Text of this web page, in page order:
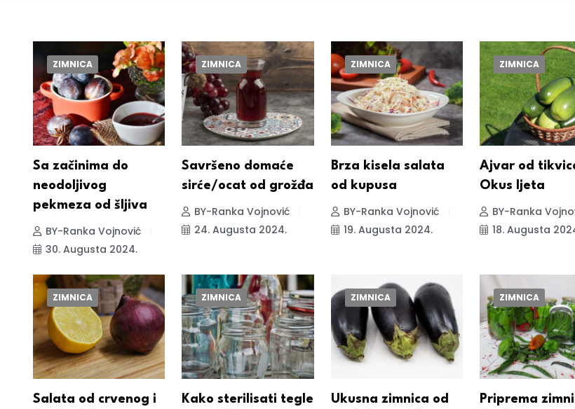
ZIMNICA
Sa začinima do
neodoljivog
pekmeza od šljiva
BY-Ranka Vojnović
30. Augusta 2024.
ZIMNICA
Savršeno domaće
sirće/ocat od grožđa
BY-Ranka Vojnović
24. Augusta 2024.
ZIMNICA
Brza kisela salata
od kupusa
BY-Ranka Vojnović
19. Augusta 2024.
ZIMNICA
Ajvar od
Okus ljeta
BY-Ranka
18. Augusta
ZIMNICA
Salata od crvenog i
ZIMNICA
Kako sterilisati tegle
ZIMNICA
Ukusna zimnica od
ZIMNICA
Priprema